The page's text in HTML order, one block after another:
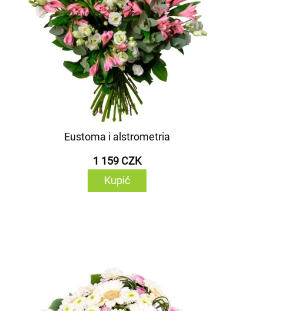
Eustoma i alstrometria
1 159 CZK
Kupić